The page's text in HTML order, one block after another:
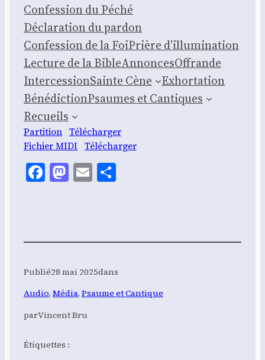
Confes­sion du Péché
Décla­ra­tion du par­don
Confes­sion de la FoiPrière d’illumination
Lec­ture de la BibleAnnoncesOffrande
Inter­ces­sionSainte Cène
Exhor­ta­tion
Béné­dic­tionPsaumes et Can­tiques
Recueils
Par­ti­tion Télé­char­ger
Fichier MIDI
Télé­char­ger
Facebook
Mastodon
Email
Publié28 mai 2025dans
Audio, Média, Psaume et Cantique
parVincent Bru
Étiquettes :